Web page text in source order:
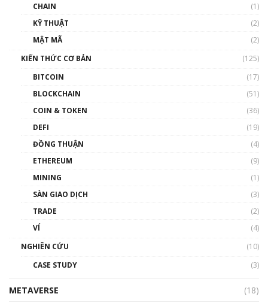
00:43:47
như thể nào?
00:39:31
Phổ cập Blockchain
thống & Crypto qua các cuộc chiến | Phổ cập
CHAIN
(1)
KỸ THUẬT
(2)
MẬT MÃ
(2)
KIẾN THỨC CƠ BẢN
(125)
BITCOIN
(17)
BLOCKCHAIN
(51)
COIN & TOKEN
(36)
DEFI
(19)
ĐỒNG THUẬN
(4)
ETHEREUM
(9)
MINING
(1)
SÀN GIAO DỊCH
(3)
TRADE
(2)
VÍ
(4)
NGHIÊN CỨU
(10)
CASE STUDY
(3)
METAVERSE
(18)